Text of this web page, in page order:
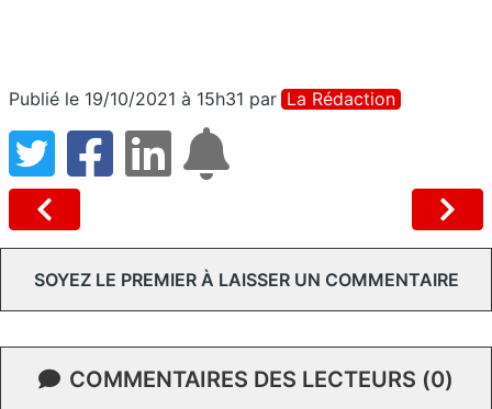
Publié le 19/10/2021 à 15h31 par La Rédaction
SOYEZ LE PREMIER À LAISSER UN COMMENTAIRE
COMMENTAIRES DES LECTEURS (0)